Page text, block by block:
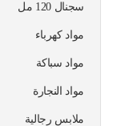
سجنال 120 مل
مواد كهرباء
مواد سباكة
مواد النجارة
ملابس رجالية